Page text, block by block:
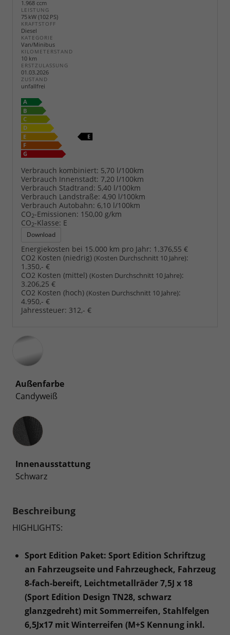
1.968 ccm
LEISTUNG
75 kW (102 PS)
KRAFTSTOFF
Diesel
KATEGORIE
Van/Minibus
KILOMETERSTAND
10 km
ERSTZULASSUNG
01.03.2026
ZUSTAND
unfallfrei
Verbrauch kombiniert: 5,70 l/100km
Verbrauch Innenstadt: 7,20 l/100km
Verbrauch Stadtrand: 5,40 l/100km
Verbrauch Landstraße: 4,90 l/100km
Verbrauch Autobahn: 6,10 l/100km
CO2-Emissionen: 150,00 g/km
CO2-Klasse: E
Download
Energiekosten bei 15.000 km pro Jahr: 1.376,55 €
CO2 Kosten (niedrig) (Kosten Durchschnitt 10 Jahre):
1.350,- €
CO2 Kosten (mittel) (Kosten Durchschnitt 10 Jahre):
3.206,25 €
CO2 Kosten (hoch) (Kosten Durchschnitt 10 Jahre):
4.950,- €
Jahressteuer: 312,- €
Außenfarbe
Candyweiß
Innenausstattung
Innenausstattung
Schwarz
Beschreibung
HIGHLIGHTS:
Sport Edition Paket: Sport Edition Schriftzug
an Fahrzeugseite und Fahrzeugheck, Fahrzeug
8-fach-bereift, Leichtmetallräder 7,5J x 18
(Sport Edition Design TN28, schwarz
glanzgedreht) mit Sommerreifen, Stahlfelgen
6,5Jx17 mit Winterreifen (M+S Kennung inkl.